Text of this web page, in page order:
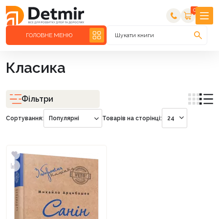
0
ГОЛОВНЕ МЕНЮ Шукати книги
Класика
Фільтри
Сортування: Популярні Товарів на сторінці: 24